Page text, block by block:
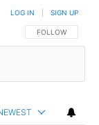
FOLLOW THIS
FOLLOW
LOG IN SIGN UP